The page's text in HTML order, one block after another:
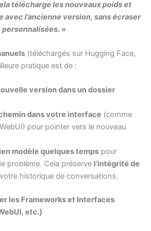
télécharge les nouveaux poids et
avec l’ancienne version, sans écraser
»
(téléchargés sur Hugging Face,
pratique est de :
version dans un dossier
dans votre interface (comme
pour pointer vers le nouveau
modèle quelques temps pour
problème. Cela préserve l’intégrité de
historique de conversations.
les Frameworks et Interfaces
etc.)